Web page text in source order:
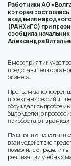
Работники АО
которая
академии
(РАНХиГС) при
сообщила
Александра
В мероприятии
представители
бизнеса.
Программа
проектных сессий и
обсуждались
было уделено
приобретают в
По мнению
взаимодействие
позволило
реализации учебных